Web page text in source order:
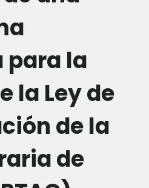
para la
la Ley de
de la
de